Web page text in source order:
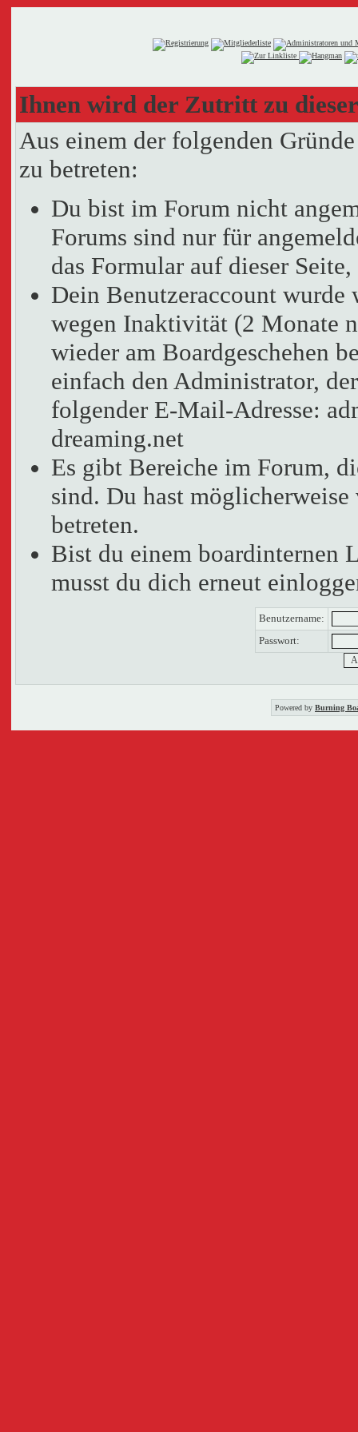
Ihnen wird der Zutritt zu
Aus einem der folgenden
zu betreten:
Du bist im Forum nicht
Forums sind nur für
das Formular auf dieser
Dein Benutzeraccount wurde
wegen Inaktivität (2 Monate
wieder am Boardgeschehen
einfach den Administrator,
folgender E-Mail-Adresse:
dreaming.net
Es gibt Bereiche im Forum,
sind. Du hast
betreten.
Bist du einem boardinternen
musst du dich erneut
Benutzername:
Passwort:
Powered by Burning